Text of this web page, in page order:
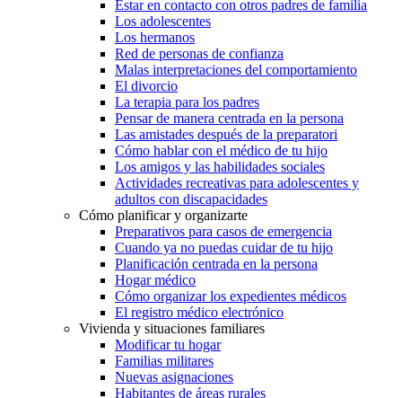
Estar en contacto con otros padres de familia
Los adolescentes
Los hermanos
Red de personas de confianza
Malas interpretaciones del comportamiento
El divorcio
La terapia para los padres
Pensar de manera centrada en la persona
Las amistades después de la preparatori
Cómo hablar con el médico de tu hijo
Los amigos y las habilidades sociales
Actividades recreativas para adolescentes y
adultos con discapacidades
Cómo planificar y organizarte
Preparativos para casos de emergencia
Cuando ya no puedas cuidar de tu hijo
Planificación centrada en la persona
Hogar médico
Cómo organizar los expedientes médicos
El registro médico electrónico
Vivienda y situaciones familiares
Modificar tu hogar
Familias militares
Nuevas asignaciones
Habitantes de áreas rurales